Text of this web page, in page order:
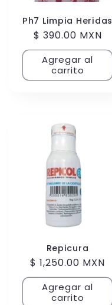
Ph7 Limpia Heridas
Precio
habitual
$ 390.00 MXN
Agregar al
carrito
Repicura
Precio
habitual
$ 1,250.00 MXN
Agregar al
carrito